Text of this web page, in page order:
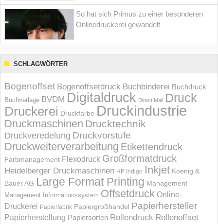
So hat sich Primus zu einer besonderen
Onlinedruckerei gewandelt
SCHLAGWÖRTER
Bogenoffset Bogenoffsetdruck Buchbinderei Buchdruck
Buchverlage BVDM Digitaldruck Direct Mail Druck
Druckerei Druckfarbe Druckindustrie
Druckmaschinen Drucktechnik
Druckveredelung Druckvorstufe
Druckweiterverarbeitung Etikettendruck
Farbmanagement Flexodruck Großformatdruck
Heidelberger Druckmaschinen HP Indigo Inkjet Koenig &
Bauer AG Large Format Printing Management
Management Informations­system Offsetdruck Online-
Druckerei Papierfabrik Papiergroßhandel Papierhersteller
Papierherstellung Papiersorten Rollendruck Rollenoffset